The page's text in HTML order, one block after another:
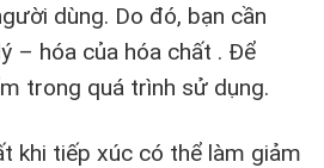
dùng. Do đó, bạn cần
– hóa của hóa chất . Để
trong quá trình sử dụng.
khi tiếp xúc có thể làm giảm